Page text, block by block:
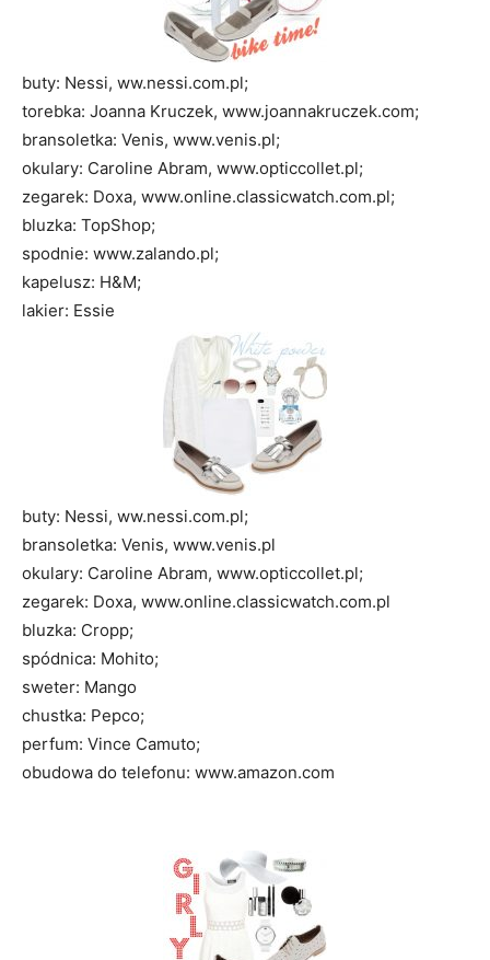
buty: Nessi, ww.nessi.com.pl;
torebka: Joanna Kruczek, www.joannakruczek.com;
bransoletka: Venis, www.venis.pl;
okulary: Caroline Abram, www.opticcollet.pl;
zegarek: Doxa, www.online.classicwatch.com.pl;
bluzka: TopShop;
spodnie: www.zalando.pl;
kapelusz: H&M;
lakier: Essie
buty: Nessi, ww.nessi.com.pl;
bransoletka: Venis, www.venis.pl
okulary: Caroline Abram, www.opticcollet.pl;
zegarek: Doxa, www.online.classicwatch.com.pl
bluzka: Cropp;
spódnica: Mohito;
sweter: Mango
chustka: Pepco;
perfum: Vince Camuto;
obudowa do telefonu: www.amazon.com